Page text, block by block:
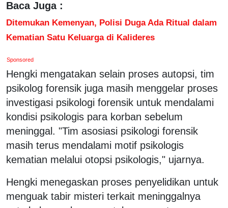
Baca Juga :
Ditemukan Kemenyan, Polisi Duga Ada Ritual dalam
Kematian Satu Keluarga di Kalideres
Sponsored
Hengki mengatakan selain proses autopsi, tim
psikolog forensik juga masih menggelar proses
investigasi psikologi forensik untuk mendalami
kondisi psikologis para korban sebelum
meninggal. "Tim asosiasi psikologi forensik
masih terus mendalami motif psikologis
kematian melalui otopsi psikologis," ujarnya.
Hengki menegaskan proses penyelidikan untuk
menguak tabir misteri terkait meninggalnya